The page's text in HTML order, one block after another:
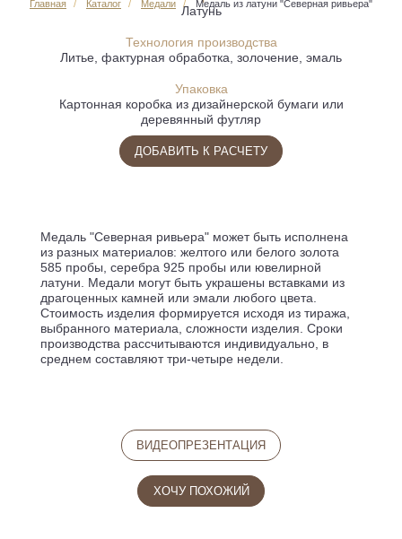
Главная Каталог Медали Медаль из латуни "Северная ривьера"
Латунь
Технология производства
Литье, фактурная обработка, золочение, эмаль
Упаковка
Картонная коробка из дизайнерской бумаги или
деревянный футляр
ДОБАВИТЬ К РАСЧЕТУ
Медаль "Северная ривьера" может быть исполнена
из разных материалов: желтого или белого золота
585 пробы, серебра 925 пробы или ювелирной
латуни. Медали могут быть украшены вставками из
драгоценных камней или эмали любого цвета.
Стоимость изделия формируется исходя из тиража,
выбранного материала, сложности изделия. Сроки
производства рассчитываются индивидуально, в
среднем составляют три-четыре недели.
ВИДЕОПРЕЗЕНТАЦИЯ
ХОЧУ ПОХОЖИЙ